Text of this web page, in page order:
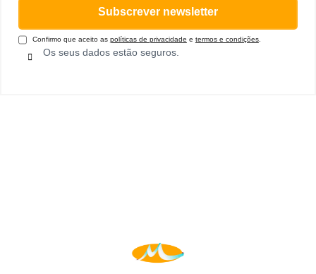
Confirmo que aceito as políticas de privacidade e termos e condições.
Os seus dados estão seguros.